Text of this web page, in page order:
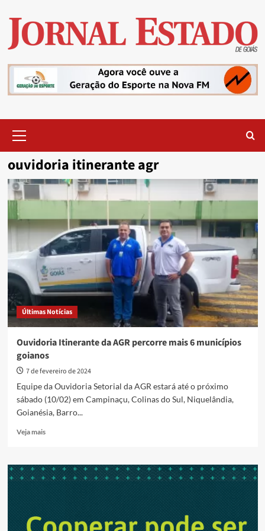
content
Menu
ouvidoria itinerante agr
Últimas Notícias
Ouvidoria Itinerante da AGR percorre mais 6 municípios
goianos
7 de fevereiro de 2024
Equipe da Ouvidoria Setorial da AGR estará até o próximo
sábado (10/02) em Campinaçu, Colinas do Sul, Niquelândia,
Goianésia, Barro...
Veja maisRead
Ouvidoria
Itinerante
mais